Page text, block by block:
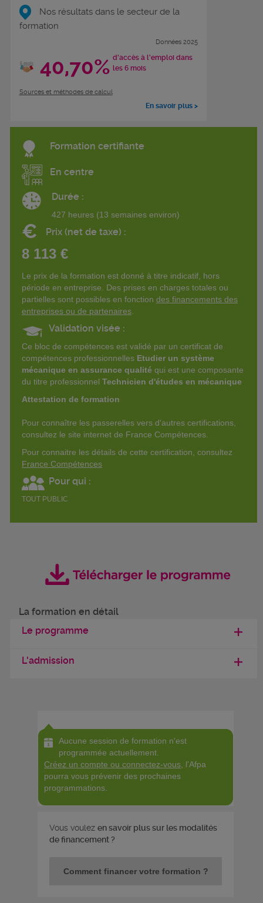
Nos résultats dans le secteur de la
formation
Données 2025
40,70% d'accès à l'emploi dans
les 6 mois
Sources et méthodes de calcul
En savoir plus >
Formation certifiante
En centre
Durée :
427 heures (13 semaines environ)
€ Prix (net de taxe) :
8 113 €
Le prix de la formation est donné à titre indicatif, hors
période en entreprise. Des prises en charges totales ou
partielles sont possibles en fonction des financements des
entreprises ou de partenaires
Validation visée :
Ce bloc de compétences est validé par un certificat de
compétences professionnelles Etudier un système
mécanique en assurance qualité qui est une composante
du titre professionnel Technicien d'études en mécanique
Attestation de formation
Pour connaître les passerelles vers d'autres certifications,
consultez le site internet de France Compétences.
Pour connaitre les détails de cette certification, consultez
France Compétences
Pour qui :
TOUT PUBLIC
La formation en détail
Le programme
L'admission
Aucune session de formation n'est
programmée actuellement.
Créez un compte ou connectez-vous , l'Afpa
pourra vous prévenir des prochaines
programmations.
Vous voulez en savoir plus sur les modalités
de financement ?
Comment financer votre formation ?